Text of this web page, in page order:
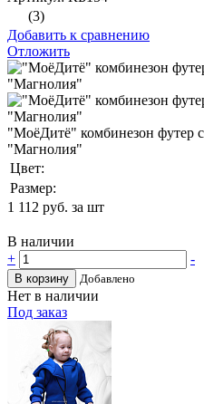
(3)
Добавить к сравнению
Отложить
"МоёДитё" комбинезон футер
"Магнолия"
Цвет:
Размер:
1 112 руб. за шт
В наличии
+
-
В корзину Добавлено
Нет в наличии
Под заказ